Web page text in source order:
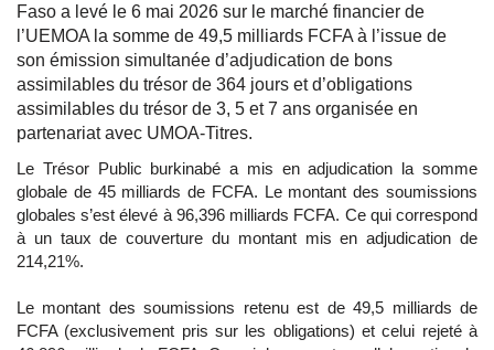
Faso a levé le 6 mai 2026 sur le marché financier de
l’UEMOA la somme de 49,5 milliards FCFA à l’issue de
son émission simultanée d’adjudication de bons
assimilables du trésor de 364 jours et d’obligations
assimilables du trésor de 3, 5 et 7 ans organisée en
partenariat avec UMOA-Titres.
Le Trésor Public burkinabé a mis en adjudication la somme
globale de 45 milliards de FCFA. Le montant des soumissions
globales s’est élevé à 96,396 milliards FCFA. Ce qui correspond
à un taux de couverture du montant mis en adjudication de
214,21%.
Le montant des soumissions retenu est de 49,5 milliards de
FCFA (exclusivement pris sur les obligations) et celui rejeté à